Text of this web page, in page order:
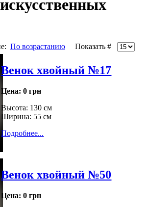
По возрастанию Показать #
Венок хвойный №17
Цена: 0 грн
Высота: 130 см
Ширина: 55 см
Подробнее...
Венок хвойный №50
Цена: 0 грн